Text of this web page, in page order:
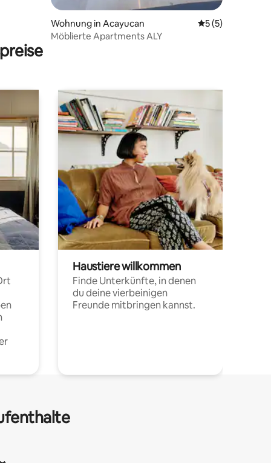
Wohnung in Acayucan
5 (5)
Möblierte Apartments ALY
Haustiere willkommen
Finde Unterkünfte, in denen
du deine vierbeinigen
Freunde mitbringen kannst.